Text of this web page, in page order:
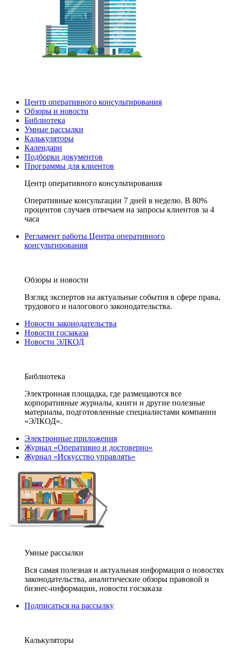
Центр оперативного консультирования
Обзоры и новости
Библиотека
Умные рассылки
Калькуляторы
Календари
Подборки документов
Программы для клиентов
Центр оперативного консультирования
Оперативные консультации 7 дней в неделю. В 80%
процентов случаев отвечаем на запросы клиентов за 4
часа
Регламент работы Центра оперативного
консультирования
Обзоры и новости
Взгляд экспертов на актуальные события в сфере права,
трудового и налогового законодательства.
Новости законодательства
Новости госзаказа
Новости ЭЛКОД
Библиотека
Электронная площадка, где размещаются все
корпоративные журналы, книги и другие полезные
материалы, подготовленные специалистами компании
«ЭЛКОД».
Электронные приложения
Журнал «Оперативно и достоверно»
Журнал «Искусство управлять»
Умные рассылки
Вся самая полезная и актуальная информация о новостях
законодательства, аналитические обзоры правовой и
бизнес-информации, новости госзаказа
Подписаться на рассылку
Калькуляторы